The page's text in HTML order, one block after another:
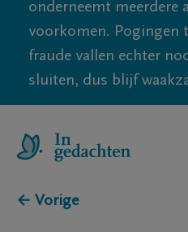
onderneemt meerdere
voorkomen. Pogingen
fraude vallen echter
sluiten, dus blijf
← Vorige